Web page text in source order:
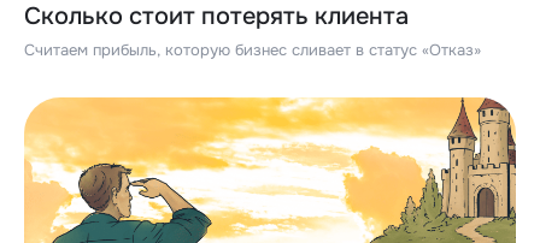
Сколько стоит потерять клиента
Считаем прибыль, которую бизнес сливает в статус «Отказ»